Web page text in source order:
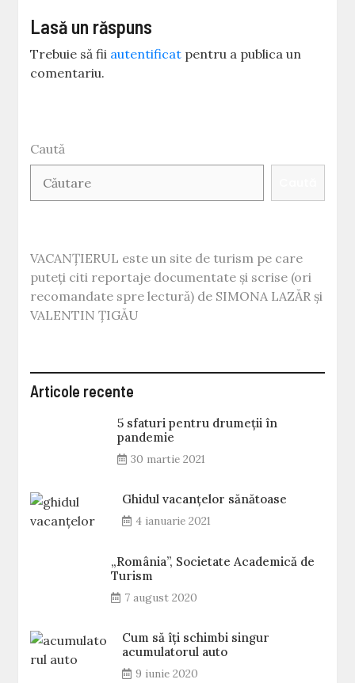
Lasă un răspuns
Trebuie să fii autentificat pentru a publica un
comentariu.
Caută
VACANȚIERUL este un site de turism pe care
puteți citi reportaje documentate și scrise (ori
recomandate spre lectură) de SIMONA LAZĂR și
VALENTIN ȚIGĂU
Articole recente
5 sfaturi pentru drumeții în
pandemie
30 martie 2021
Ghidul vacanțelor sănătoase
4 ianuarie 2021
„România”, Societate Academică de
Turism
7 august 2020
Cum să îți schimbi singur
acumulatorul auto
9 iunie 2020